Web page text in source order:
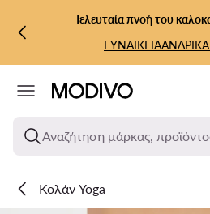
ΜΕΤΆΒΑΣΗ ΣΤΟ ΚΎΡΙΟ
ΜΕΤΆΒΑΣΗ ΣΤΗΝ ΑΝΑΖΉΤΗΣΗ
Τελευταία πνοή του
ΓΥΝΑΙΚΕΙΑΑΝΔΡΙΚΑ
Αναζήτηση μάρκας,
Κολάν Yoga